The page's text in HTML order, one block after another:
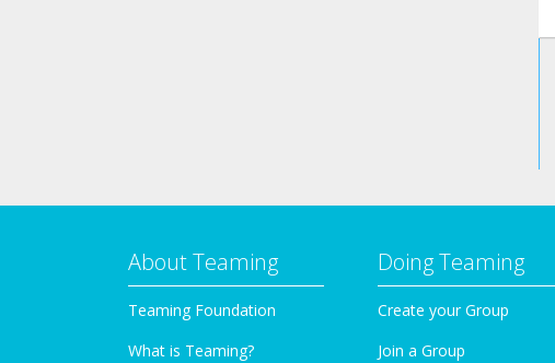
About Teaming
Teaming Foundation
What is Teaming?
Doing Teaming
Create your Group
Join a Group